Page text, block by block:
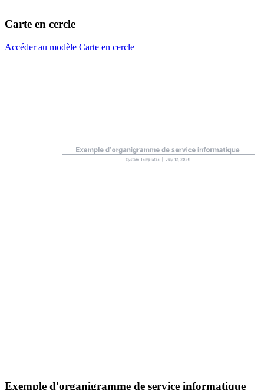
Carte en cercle
Accéder au modèle Carte en cercle
Exemple d'organigramme de service informatique